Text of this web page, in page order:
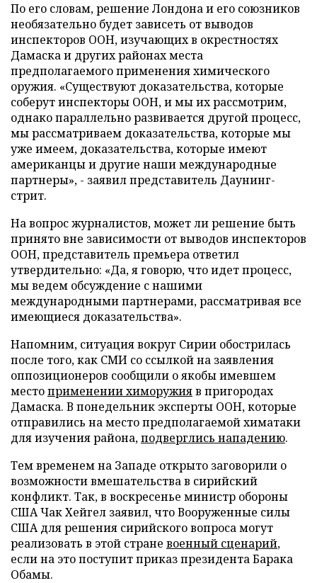
По его словам, решение Лондона и его союзников
необязательно будет зависеть от выводов
инспекторов ООН, изучающих в окрестностях
Дамаска и других районах места
предполагаемого применения химического
оружия. «Существуют доказательства, которые
соберут инспекторы ООН, и мы их рассмотрим,
однако параллельно развивается другой процесс,
мы рассматриваем доказательства, которые мы
уже имеем, доказательства, которые имеют
американцы и другие наши международные
партнеры», - заявил представитель Даунинг-
стрит.
На вопрос журналистов, может ли решение быть
принято вне зависимости от выводов инспекторов
ООН, представитель премьера ответил
утвердительно: «Да, я говорю, что идет процесс,
мы ведем обсуждение с нашими
международными партнерами, рассматривая все
имеющиеся доказательства».
Напомним, ситуация вокруг Сирии обострилась
после того, как СМИ со ссылкой на заявления
оппозиционеров сообщили о якобы имевшем
местоприменении химоружияв пригородах
Дамаска. В понедельник эксперты ООН, которые
отправились на место предполагаемой химатаки
для изучения района,подверглись нападению.
Тем временем на Западе открыто заговорили о
возможности вмешательства в сирийский
конфликт. Так, в воскресенье министр обороны
США Чак Хейгел заявил, что Вооруженные силы
США для решения сирийского вопроса могут
реализовать в этой стране военный сценарий,
если на это поступит приказ президента Барака
Обамы.